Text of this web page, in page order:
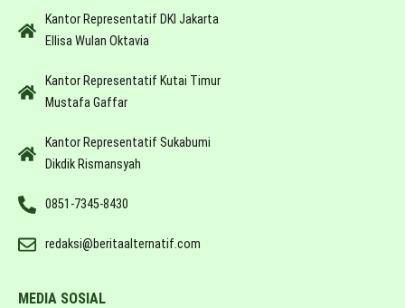
Kantor Representatif DKI Jakarta
Ellisa Wulan Oktavia
Kantor Representatif Kutai Timur
Mustafa Gaffar
Kantor Representatif Sukabumi
Dikdik Rismansyah
0851-7345-8430
redaksi@beritaalternatif.com
MEDIA SOSIAL